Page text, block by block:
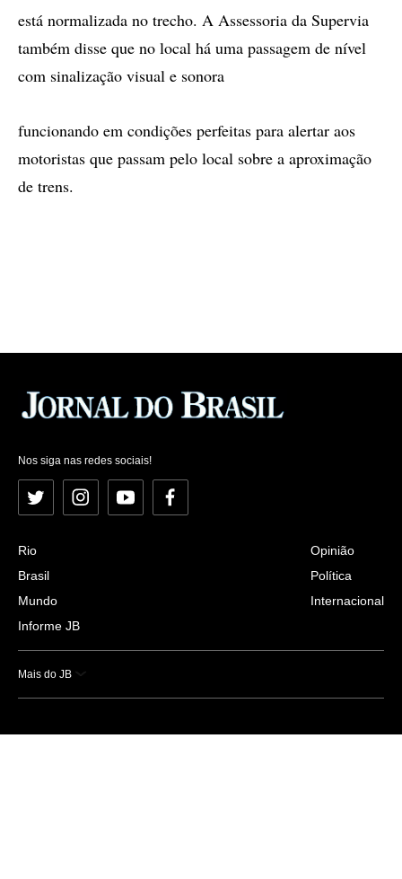
está normalizada no trecho. A Assessoria da Supervia
também disse que no local há uma passagem de nível
com sinalização visual e sonora
funcionando em condições perfeitas para alertar aos
motoristas que passam pelo local sobre a aproximação
de trens.
Nos siga nas redes sociais!
Twitter InstagramYouTubeFacebook
Rio
Brasil
Mundo
Informe JB
Opinião
Política
Internacional
Mais do JB
Esportes